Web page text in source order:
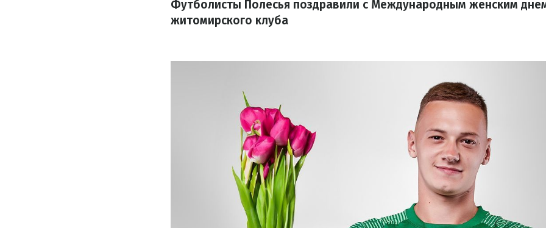
Футболисты Полесья поздравили с Международным женским
житомирского клуба